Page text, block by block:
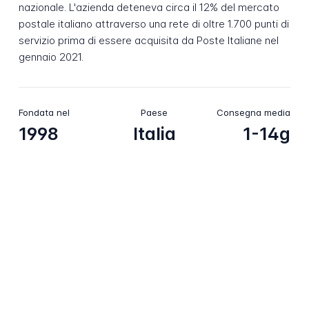
nazionale. L'azienda deteneva circa il 12% del mercato
postale italiano attraverso una rete di oltre 1.700 punti di
servizio prima di essere acquisita da Poste Italiane nel
gennaio 2021.
Fondata nel
1998
Paese
Italia
Consegna media
1-14g